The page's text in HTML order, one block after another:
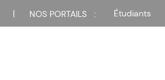
| NOS PORTAILS : Étudiants